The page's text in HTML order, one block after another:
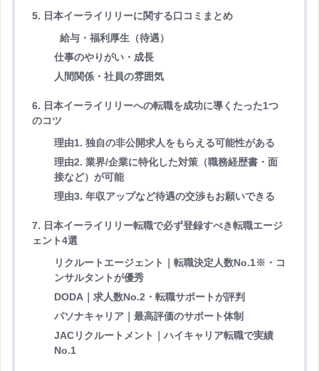
5. 日本イーライリリーに関する口コミまとめ
給与・福利厚生（待遇）
仕事のやりがい・成長
人間関係・社員の雰囲気
6. 日本イーライリリーへの転職を成功に導くたった1つ
のコツ
理由1. 独自の非公開求人をもらえる可能性がある
理由2. 業界/企業に特化した対策（職務経歴書・面
接など）が可能
理由3. 年収アップなど待遇の交渉もお願いできる
7. 日本イーライリリー転職で必ず登録すべき転職エージ
ェント4選
リクルートエージェント｜転職決定人数No.1※・コ
ンサルタントが優秀
DODA｜求人数No.2・転職サポートが評判
パソナキャリア｜最高評価のサポート体制
JACリクルートメント｜ハイキャリア転職で実績
No.1